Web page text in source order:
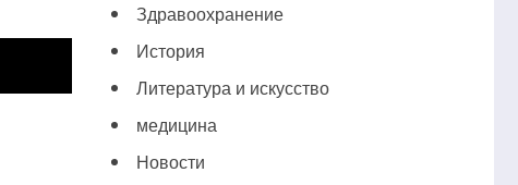
Здравоохранение
История
Литература и искусство
медицина
Новости